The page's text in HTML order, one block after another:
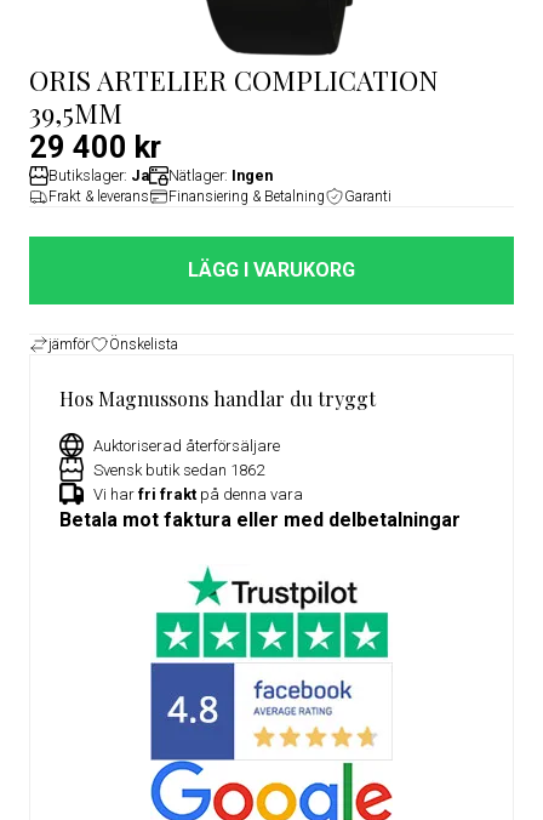
ORIS ARTELIER COMPLICATION
39,5MM
29 400 kr
Butikslager: Ja Nätlager: Ingen
Frakt & leverans Finansiering & Betalning Garanti
LÄGG I VARUKORG
jämför Önskelista
Hos Magnussons handlar du tryggt
Auktoriserad återförsäljare
Svensk butik sedan 1862
Vi har fri frakt på denna vara
Betala mot faktura eller med delbetalningar